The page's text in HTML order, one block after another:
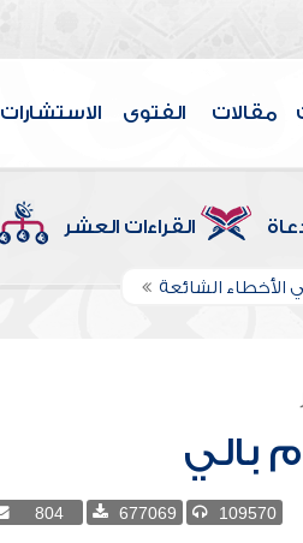
مقالات الفتوى الاستشارات
القراءات العشر
الأخطاء الشائعة
بالي
109570
677069
804